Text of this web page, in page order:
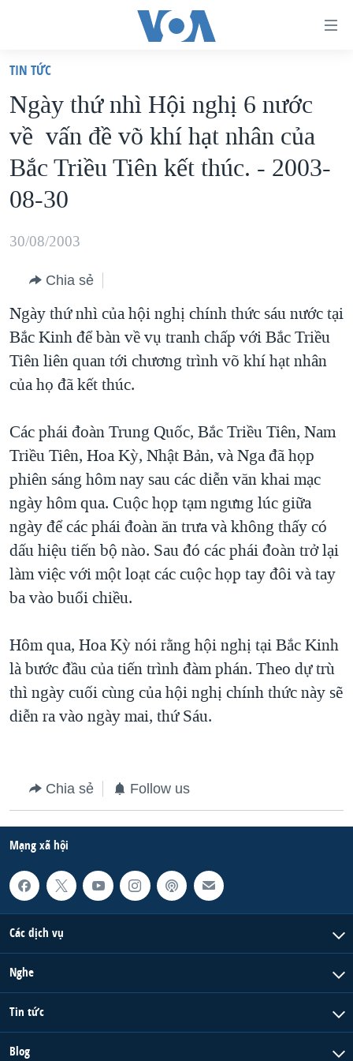
truy
cập
Tới
nội
chính
Tới
hướng
chính
Đi
tới
"Tìm"
VIỆT NAM
HOA KỲ
BIỂN ĐÔNG
THẾ GIỚI
MỤC
TỰ DO BÁO CHÍ
VẠCH TRẦN TIN GIẢ
NGƯỜI VIỆT HẢI NGOẠI
KINH TẾ
KHOA HỌC
SỨC KHOẺ
VĂN HOÁ
THỂ THAO
GIÁO DỤC
CHUYÊN ĐỀ
CHIẾN TRANH THƯƠNG MẠI CỦA MỸ: QUÁ KHỨ VÀ HIỆN
TẠI
HÀNH TRÌNH BẦU CỬ 2024
GIẢI MÃ VÀNH ĐAI & CON ĐƯỜNG
NGÀY TỊ NẠN THẾ GIỚI
TRỊNH VĨNH BÌNH - NGƯỜI HẠ 'BÊN THẮNG CUỘC'
GROUND ZERO – XƯA VÀ NAY
CHI PHÍ CHIẾN TRANH AFGHANISTAN
CÁC GIÁ TRỊ CỘNG HÒA Ở VIỆT NAM
TRỊNH VĨNH BÌNH VS. CHÍNH PHỦ VIỆT NAM
NGƯ DÂN VIỆT VÀ LÀN SÓNG TRỘM HẢI SÂM
BÊN KIA QUỐC LỘ: TIẾNG VỌNG TỪ NÔNG THÔN MỸ
QUAN HỆ VIỆT MỸ
HỌC TIẾNG ANH
VIDEO
MẠNG XÃ HỘI
Ngôn ngữ khác
TIN TỨC
Ngày thứ nhì Hội nghị 6 nước
về vấn đề võ khí hạt nhân của
Bắc Triều Tiên kết thúc. - 2003-
08-30
30/08/2003
Chia sẻ
Ngày thứ nhì của hội nghị chính thức sáu nước tại
Bắc Kinh để bàn về vụ tranh chấp với Bắc Triều
Tiên liên quan tới chương trình võ khí hạt nhân
của họ đã kết thúc.
Các phái đoàn Trung Quốc, Bắc Triều Tiên, Nam
Triều Tiên, Hoa Kỳ, Nhật Bản, và Nga đã họp
phiên sáng hôm nay sau các diễn văn khai mạc
ngày hôm qua. Cuộc họp tạm ngưng lúc giữa
ngày để các phái đoàn ăn trưa và không thấy có
dấu hiệu tiến bộ nào. Sau đó các phái đoàn trở lại
làm việc với một loạt các cuộc họp tay đôi và tay
ba vào buổi chiều.
Hôm qua, Hoa Kỳ nói rằng hội nghị tại Bắc Kinh
là bước đầu của tiến trình đàm phán. Theo dự trù
thì ngày cuối cùng của hội nghị chính thức này sẽ
diễn ra vào ngày mai, thứ Sáu.
Chia sẻ Follow us
Mạng xã hội
Các dịch vụ
Nghe
Tin tức
Blog